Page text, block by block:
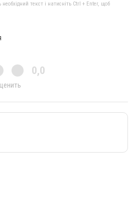
текст і натисніть Ctrl + Enter, щоб
0,0